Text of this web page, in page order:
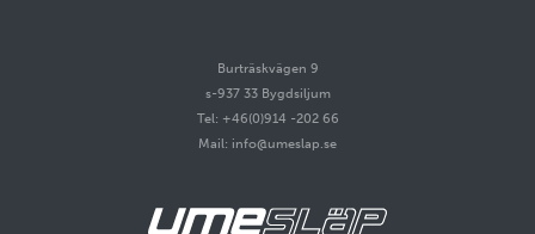
Burträskvägen 9
s-937 33 Bygdsiljum
Tel: +46(0)914 -202 66
Mail: info@umeslap.se